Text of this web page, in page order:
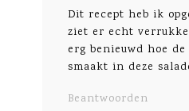
Dit recept heb ik
ziet er echt
erg benieuwd hoe
smaakt in deze
Beantwoorden